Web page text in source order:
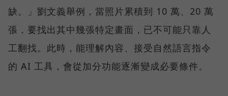
缺。」劉文義舉例，當照片累積到 10 萬、20 萬
張，要找出其中幾張特定畫面，已不可能只靠人
工翻找。此時，能理解內容、接受自然語言指令
的 AI 工具，會從加分功能逐漸變成必要條件。